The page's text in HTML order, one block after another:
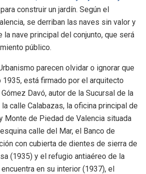
construir un jardín. Según el
se derriban las naves sin valor y
la nave principal del conjunto, que será
público.
parecen olvidar o ignorar que
está firmado por el arquitecto
Davó, autor de la Sucursal de la
calle Calabazas, la oficina principal de
Monte de Piedad de Valencia situada
calle del Mar, el Banco de
con cubierta de dientes de sierra de
(1935) y el refugio antiaéreo de la
en su interior (1937), el